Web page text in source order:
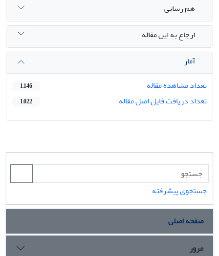
هم رسانی
ارجاع به این مقاله
آمار
تعداد مشاهده مقاله
1,146
تعداد دریافت فایل اصل مقاله 1,022
جستجوی پیشرفته
صفحه اصلی
مرور